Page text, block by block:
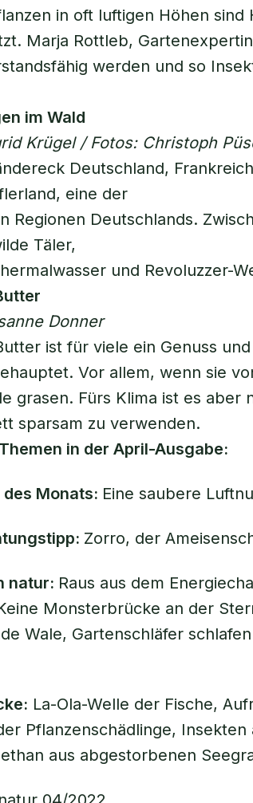
in oft luftigen Höhen sind
Marja Rottleb,
werden und so
im Wald
Krügel / Fotos: Christoph
Deutschland,
eine der
Regionen Deutschlands.
Täler,
und Revoluzzer-
Donner
ist für viele ein Genuss
Vor allem, wenn sie
grasen. Fürs Klima ist es aber
sparsam zu verwenden.
in der April-Ausgabe:
des Monats: Eine saubere
Zorro, der
natur: Raus aus dem
Monsterbrücke an der
Wale, Gartenschläfer
La-Ola-Welle der Fische,
Pflanzenschädlinge, Insekten
aus abgestorbenen